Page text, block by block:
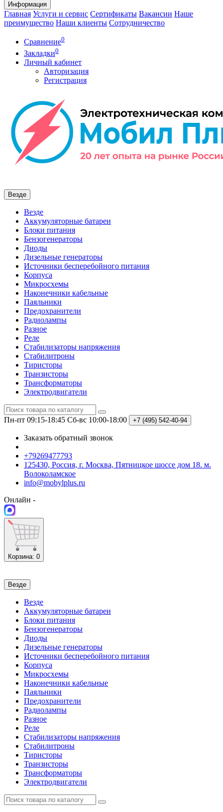
Информация
Главная Услуги и сервис Сертификаты Вакансии Наше
преимущество Наши клиенты Сотрудничество
Сравнение0
Закладки0
Личный кабинет
Авторизация
Регистрация
Везде
Везде
Аккумуляторные батареи
Блоки питания
Бензогенераторы
Диоды
Дизельные генераторы
Источники бесперебойного питания
Корпуса
Микросхемы
Наконечники кабельные
Паяльники
Предохранители
Радиолампы
Разное
Реле
Стабилизаторы напряжения
Стабилитроны
Тиристоры
Транзисторы
Трансформаторы
Электродвигатели
Пн-пт 09:15-18:45 Сб-вс 10:00-18:00 +7 (495) 542-40-94
Заказать обратный звонок
+79269477793
125430, Россия, г. Москва, Пятницкое шоссе дом 18. м.
Волоколамское
info@mobylplus.ru
Онлайн -
Корзина: 0
Везде
Везде
Аккумуляторные батареи
Блоки питания
Бензогенераторы
Диоды
Дизельные генераторы
Источники бесперебойного питания
Корпуса
Микросхемы
Наконечники кабельные
Паяльники
Предохранители
Радиолампы
Разное
Реле
Стабилизаторы напряжения
Стабилитроны
Тиристоры
Транзисторы
Трансформаторы
Электродвигатели